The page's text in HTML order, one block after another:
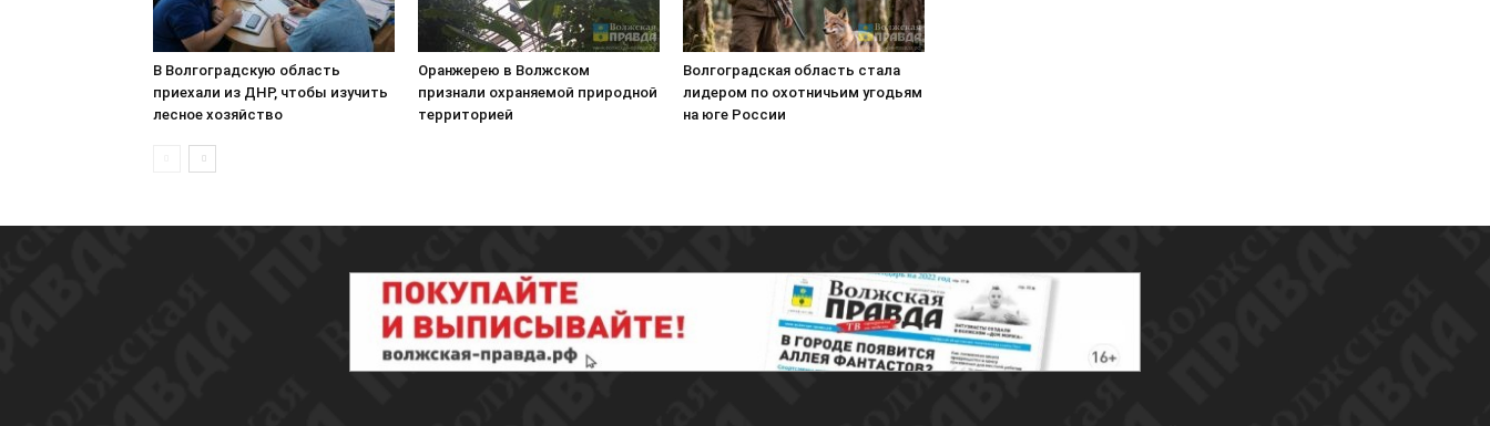
В Волгоградскую область
приехали из ДНР, чтобы изучить
лесное хозяйство
Оранжерею в Волжском
признали охраняемой природной
территорией
Волгоградская область стала
лидером по охотничьим угодьям
на юге России